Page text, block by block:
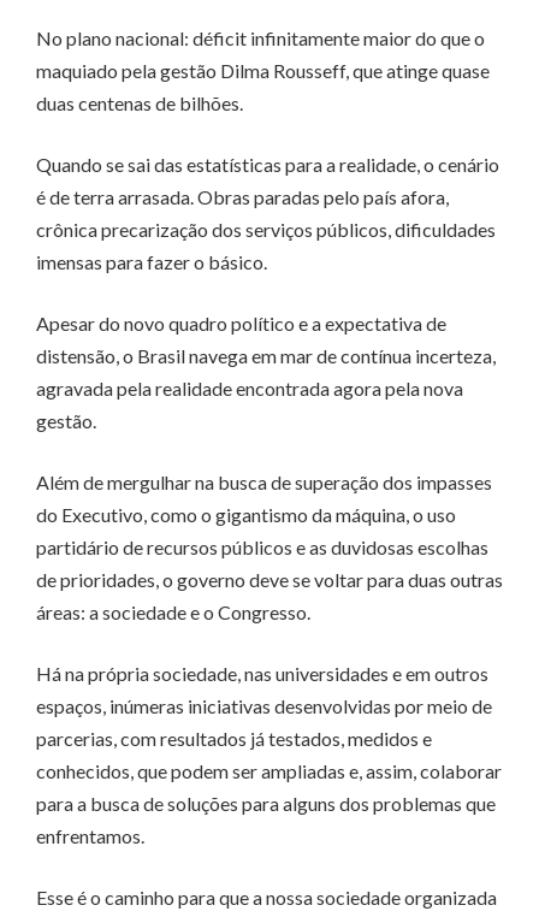
No plano nacional: déficit infinitamente maior do que o
maquiado pela gestão Dilma Rousseff, que atinge quase
duas centenas de bilhões.
Quando se sai das estatísticas para a realidade, o cenário
é de terra arrasada. Obras paradas pelo país afora,
crônica precarização dos serviços públicos, dificuldades
imensas para fazer o básico.
Apesar do novo quadro político e a expectativa de
distensão, o Brasil navega em mar de contínua incerteza,
agravada pela realidade encontrada agora pela nova
gestão.
Além de mergulhar na busca de superação dos impasses
do Executivo, como o gigantismo da máquina, o uso
partidário de recursos públicos e as duvidosas escolhas
de prioridades, o governo deve se voltar para duas outras
áreas: a sociedade e o Congresso.
Há na própria sociedade, nas universidades e em outros
espaços, inúmeras iniciativas desenvolvidas por meio de
parcerias, com resultados já testados, medidos e
conhecidos, que podem ser ampliadas e, assim, colaborar
para a busca de soluções para alguns dos problemas que
enfrentamos.
Esse é o caminho para que a nossa sociedade organizada